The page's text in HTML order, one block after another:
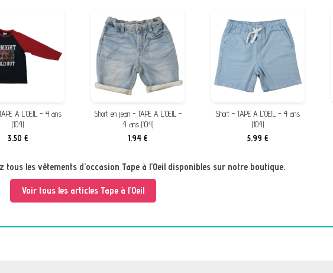
A L'OEIL - 4 ans
(104)
3,50 €
Short en jean - TAPE A L'OEIL -
4 ans (104)
1,94 €
Short - TAPE A L'OEIL - 4 ans
(104)
5,99 €
tous les vêtements d’occasion Tape à l'Oeil disponibles sur notre boutique.
Voir tous les articles Tape à l'Oeil